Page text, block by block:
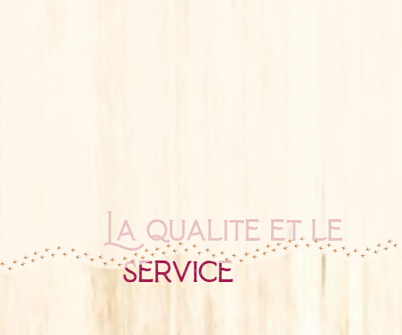
La qualité et le
service